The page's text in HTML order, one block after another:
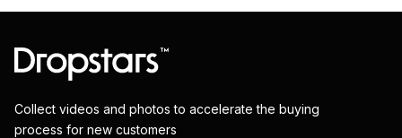
Collect videos and photos to accelerate the buying
process for new customers